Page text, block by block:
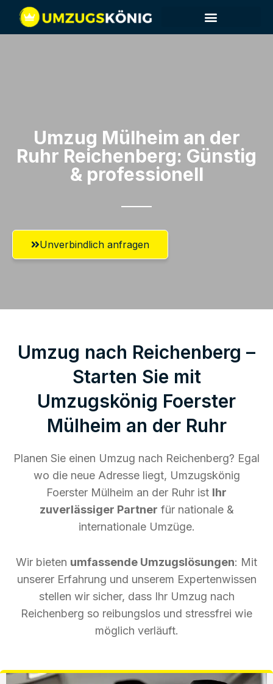
Umzug Mülheim an der
Ruhr​ Reichenberg: Günstig
& professionell​
Unverbindlich anfragen
Umzug nach Reichenberg –
Starten Sie mit
Umzugskönig Foerster
Mülheim an der Ruhr
Planen Sie einen Umzug nach Reichenberg? Egal
wo die neue Adresse liegt, Umzugskönig
Foerster Mülheim an der Ruhr ist Ihr
zuverlässiger Partner für nationale &
internationale Umzüge.
Wir bieten umfassende Umzugslösungen: Mit
unserer Erfahrung und unserem Expertenwissen
stellen wir sicher, dass Ihr Umzug nach
Reichenberg so reibungslos und stressfrei wie
möglich verläuft.